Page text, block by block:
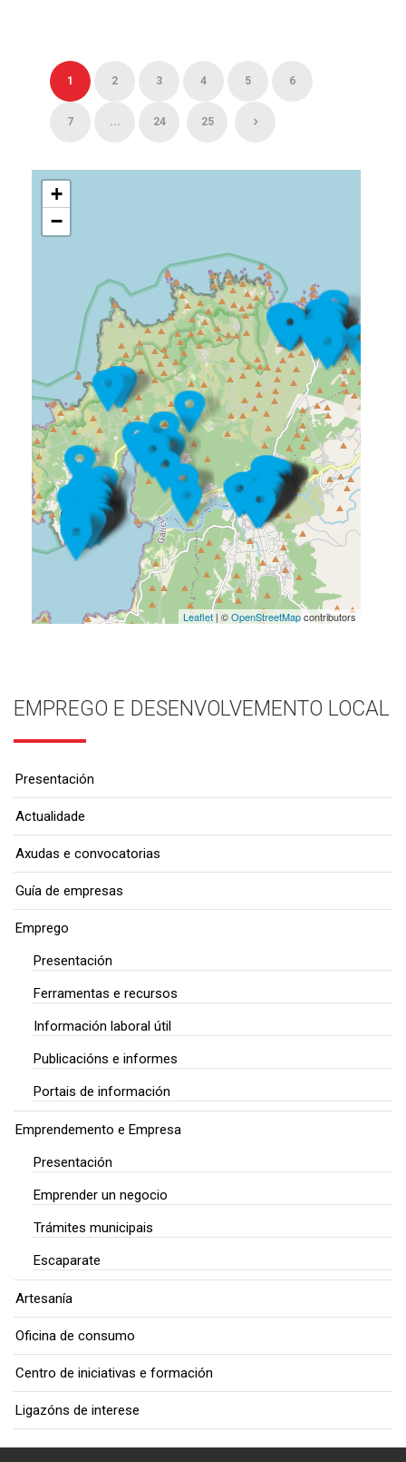
1 2 3 4 5 6
7 ... 24 25
+
−
Leaflet| ©OpenStreetMapcontributors
EMPREGO E DESENVOLVEMENTO LOCAL
Presentación
Actualidade
Axudas e convocatorias
Guía de empresas
Emprego
Presentación
Ferramentas e recursos
Información laboral útil
Publicacións e informes
Portais de información
Emprendemento e Empresa
Presentación
Emprender un negocio
Trámites municipais
Escaparate
Artesanía
Oficina de consumo
Centro de iniciativas e formación
Ligazóns de interese